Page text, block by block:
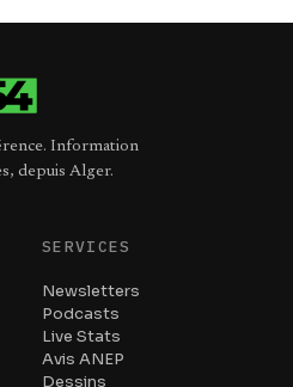
Information
depuis Alger.
SERVICES
Newsletters
Podcasts
Live Stats
Avis ANEP
Dessins